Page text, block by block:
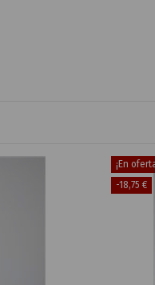
¡En
-18,75 €